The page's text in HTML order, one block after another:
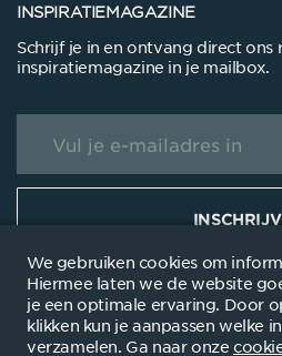
We gebruiken cookies om
Hiermee laten we de website
je een optimale ervaring. Door
klikken kun je aanpassen welke
verzamelen. Ga naar onze
INSPIRATIEMAGAZINE
Schrijf je in en ontvang direct ons
inspiratiemagazine in je mailbox.
© 2025 Disclaimer Privacyverklanring